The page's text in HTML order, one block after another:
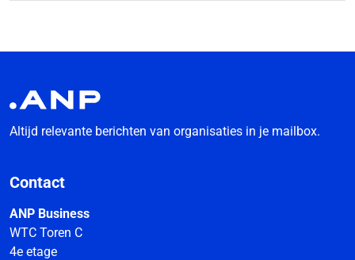
Altijd relevante berichten van organisaties in je mailbox.
Contact
ANP Business
WTC Toren C
4e etage